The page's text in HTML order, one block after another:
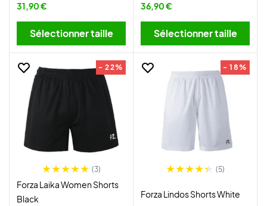
31,90 €
Sélectionner taille
36,90 €
Sélectionner taille
- 22%
(3)
Forza Laika Women Shorts
Black
- 18%
(5)
Forza Lindos Shorts White